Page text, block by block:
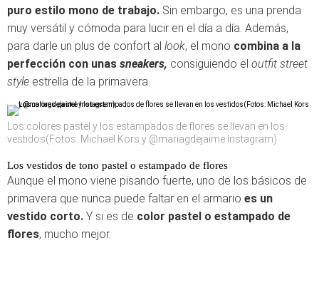
puro estilo mono de trabajo. Sin embargo, es una prenda
muy versátil y cómoda para lucir en el día a día. Además,
para darle un plus de confort al look, el mono combina a la
perfección con unas sneakers, consiguiendo el outfit street
style estrella de la primavera.
Los colores pastel y los estampados de flores se llevan en los
vestidos(Fotos: Michael Kors y @mariagdejaime Instagram)
Los vestidos de tono pastel o estampado de flores
Aunque el mono viene pisando fuerte, uno de los básicos de
primavera que nunca puede faltar en el armario es un
vestido corto. Y si es de color pastel o estampado de
flores, mucho mejor.